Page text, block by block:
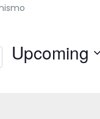
Upcoming